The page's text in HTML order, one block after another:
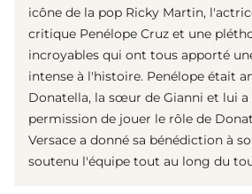
icône de la pop Ricky Martin,
critique Penélope Cruz et une
incroyables qui ont tous apporté
intense à l'histoire. Penélope était
Donatella, la sœur de Gianni et lui a
permission de jouer le rôle de
Versace a donné sa bénédiction à
soutenu l'équipe tout au long du